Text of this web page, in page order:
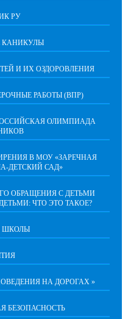
РУ
КАНИКУЛЫ
И ИХ ОЗДОРОВЛЕНИЯ
РАБОТЫ (ВПР)
ОЛИМПИАДА
В МОУ «ЗАРЕЧНАЯ
ДЕТСКИЙ САД»
ОБРАЩЕНИЯ С ДЕТЬМИ
ЧТО ЭТО ТАКОЕ?
ШКОЛЫ
НА ДОРОГАХ »
БЕЗОПАСНОСТЬ